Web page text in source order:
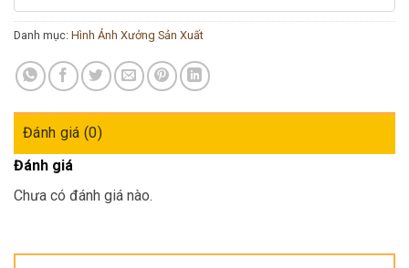
Danh mục: Hình Ảnh Xưởng Sản Xuất
Đánh giá (0)
Đánh giá
Chưa có đánh giá nào.